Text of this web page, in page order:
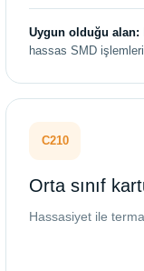
Uygun olduğu alan:
hassas SMD
C210
Orta sınıf
Hassasiyet ile